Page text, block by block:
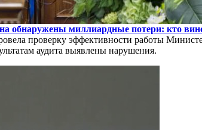
обнаружены миллиардные потери: кто
проверку эффективности работы
аудита выявлены нарушения.